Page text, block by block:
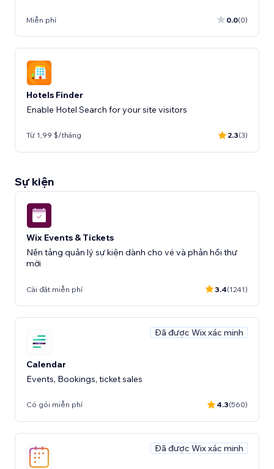
Miễn phí 0.0(0)
Hotels Finder
Enable Hotel Search for your site visitors
Từ 1,99 $/tháng 2.3(3)
Sự kiện
Wix Events & Tickets
Nền tảng quản lý sự kiện dành cho vé và phản hồi thư
mời
Cài đặt miễn phí 3.4(1241)
Đã được Wix xác minh
Calendar
Events, Bookings, ticket sales
Có gói miễn phí 4.3(560)
Đã được Wix xác minh